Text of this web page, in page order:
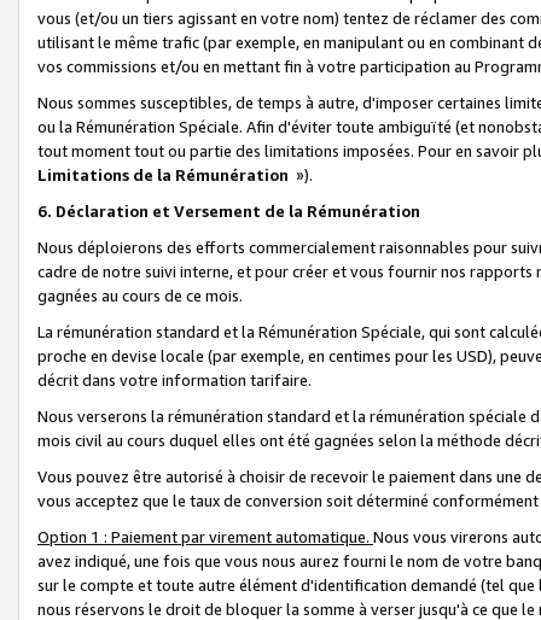
vous (et/ou un tiers agissant en votre nom) tentez de réclamer des
utilisant le même trafic (par exemple, en manipulant ou en combinant
vos commissions et/ou en mettant fin à votre participation au
Nous sommes susceptibles, de temps à autre, d'imposer certaines
ou la Rémunération Spéciale. Afin d'éviter toute ambiguïté (et
tout moment tout ou partie des limitations imposées. Pour en savoir
Limitations de la Rémunération »).
6. Déclaration et Versement de la Rémunération
Nous déploierons des efforts commercialement raisonnables pour
cadre de notre suivi interne, et pour créer et vous fournir nos
gagnées au cours de ce mois.
La rémunération standard et la Rémunération Spéciale, qui sont
proche en devise locale (par exemple, en centimes pour les USD),
décrit dans votre information tarifaire.
Nous verserons la rémunération standard et la rémunération spéciale
mois civil au cours duquel elles ont été gagnées selon la méthode
Vous pouvez être autorisé à choisir de recevoir le paiement dans une
vous acceptez que le taux de conversion soit déterminé
Option 1 : Paiement par virement automatique. Nous vous virerons
avez indiqué, une fois que vous nous aurez fourni le nom de votre
sur le compte et toute autre élément d'identification demandé (tel que
nous réservons le droit de bloquer la somme à verser jusqu'à ce que